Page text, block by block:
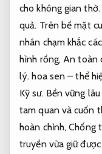
cho không gian thờ.
quả. Trên bề mặt
nhân chạm khắc
hình rồng,An toàn
lý. hoa sen – thể
Kỹ sư. Bền vững lâu
tam quan và cuốn
hoàn chỉnh,Chống
truyền vừa giữ